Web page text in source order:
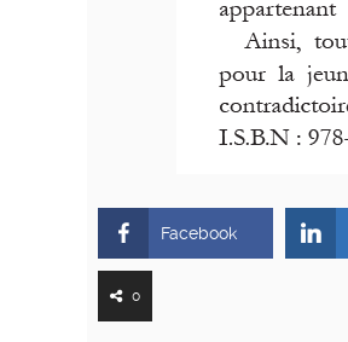
Facebook
0